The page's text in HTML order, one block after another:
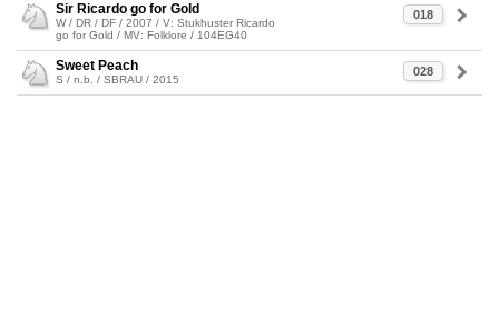
018
Sir Ricardo go for Gold
W / DR / DF / 2007 / V: Stukhuster Ricardo
go for Gold / MV: Folklore / 104EG40
028
Sweet Peach
S / n.b. / SBRAU / 2015